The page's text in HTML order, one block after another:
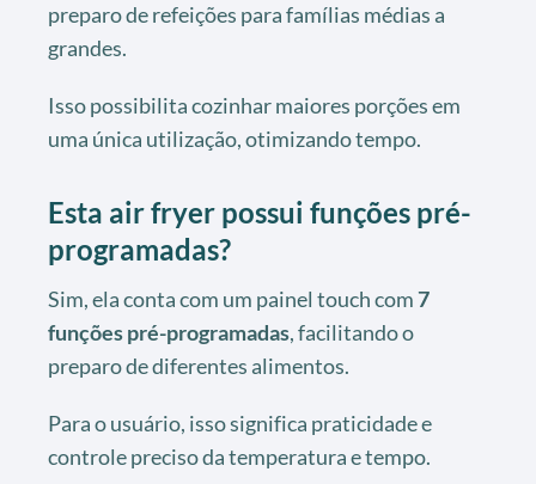
preparo de refeições para famílias médias a
grandes.
Isso possibilita cozinhar maiores porções em
uma única utilização, otimizando tempo.
Esta air fryer possui funções pré-
programadas?
Sim, ela conta com um painel touch com7
funções pré-programadas, facilitando o
preparo de diferentes alimentos.
Para o usuário, isso significa praticidade e
controle preciso da temperatura e tempo.